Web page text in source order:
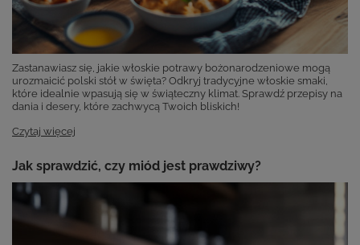
Zastanawiasz się, jakie włoskie potrawy bożonarodzeniowe mogą
urozmaicić polski stół w święta? Odkryj tradycyjne włoskie smaki,
które idealnie wpasują się w świąteczny klimat. Sprawdź przepisy na
dania i desery, które zachwycą Twoich bliskich!
Czytaj więcej
Jak sprawdzić, czy miód jest prawdziwy?